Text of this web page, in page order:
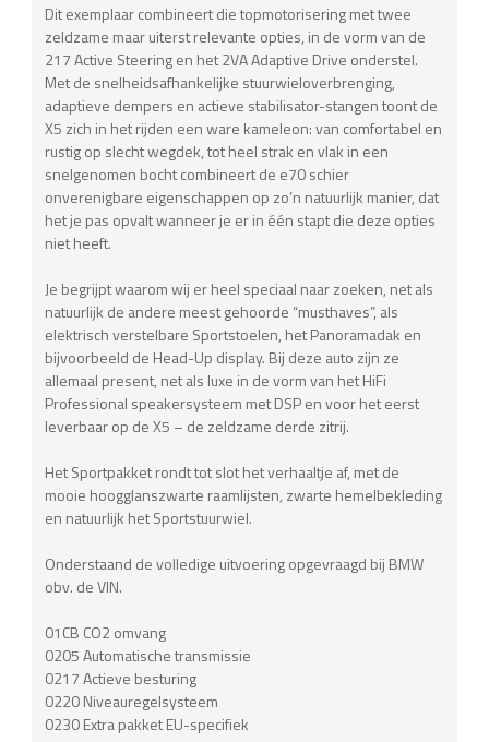
Dit exemplaar combineert die topmotorisering met twee
zeldzame maar uiterst relevante opties, in de vorm van de
217 Active Steering en het 2VA Adaptive Drive onderstel.
Met de snelheidsafhankelijke stuurwieloverbrenging,
adaptieve dempers en actieve stabilisator-stangen toont de
X5 zich in het rijden een ware kameleon: van comfortabel en
rustig op slecht wegdek, tot heel strak en vlak in een
snelgenomen bocht combineert de e70 schier
onverenigbare eigenschappen op zo’n natuurlijk manier, dat
het je pas opvalt wanneer je er in één stapt die deze opties
niet heeft.
Je begrijpt waarom wij er heel speciaal naar zoeken, net als
natuurlijk de andere meest gehoorde “musthaves”, als
elektrisch verstelbare Sportstoelen, het Panoramadak en
bijvoorbeeld de Head-Up display. Bij deze auto zijn ze
allemaal present, net als luxe in de vorm van het HiFi
Professional speakersysteem met DSP en voor het eerst
leverbaar op de X5 – de zeldzame derde zitrij.
Het Sportpakket rondt tot slot het verhaaltje af, met de
mooie hoogglanszwarte raamlijsten, zwarte hemelbekleding
en natuurlijk het Sportstuurwiel.
Onderstaand de volledige uitvoering opgevraagd bij BMW
obv. de VIN.
01CB CO2 omvang
0205 Automatische transmissie
0217 Actieve besturing
0220 Niveauregelsysteem
0230 Extra pakket EU-specifiek